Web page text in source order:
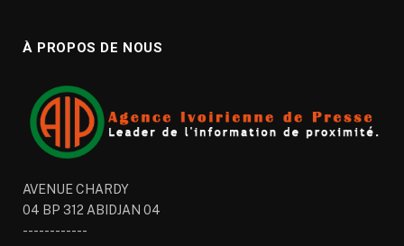
À PROPOS DE NOUS
AVENUE CHARDY
04 BP 312 ABIDJAN 04
------------